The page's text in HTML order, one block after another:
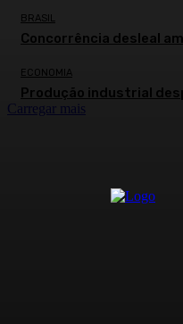
BRASIL
Concorrência desleal
ECONOMIA
Produção industrial
Carregar mais